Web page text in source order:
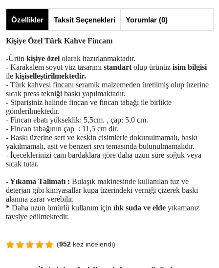
Özellikler Taksit Seçenekleri Yorumlar (0)
Kişiye Özel Türk Kahve Fincanı
-Ürün kişiye özel olarak hazırlanmaktadır.
- Karakalem soyut yüz tasarımı standart olup ürünüz isim bilgisi
ile kişiselleştirilmektedir.
- Türk kahvesi fincanı seramik malzemeden üretilmiş olup üzerine
sıcak press tekniği baskı yapılmaktadır.
- Siparişiniz halinde fincan ve fincan tabağı ile birlikte
gönderilmektedir.
- Fincan ebatı yükseklik: 5,5cm. , çap: 5,0 cm.
- Fincan tabağının çap : 11,5 cm dir.
- Baskı üzerine sert ve keskin cisimlerle dokunulmamalı, baskı
yakılmamalı, asit ve benzeri sıvı temasında bulunulmamalıdır.
- İçeceklerinizi cam bardaklara göre daha uzun süre soğuk veya
sıcak tutar.
- Yıkama Talimatı : Bulaşık makinesinde kullanılan tuz ve
deterjan gibi kimyasallar kupa üzerindeki verniği çizerek baskı
alanına zarar verebilir.
* Daha uzun ömürlü kullanım için ılık suda ve elde yıkamanız
tavsiye edilmektedir.
(952 kez incelendi)